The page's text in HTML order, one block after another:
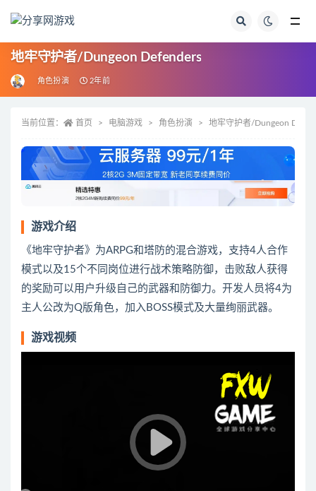
地牢守护者/Dungeon Defenders
角色扮演 2年前
当前位置： 首页 电脑游戏 角色扮演 地牢守护者/Dungeon
游戏介绍
《地牢守护者》为ARPG和塔防的混合游戏，支持4人合作
模式以及15个不同岗位进行战术策略防御，击败敌人获得
的奖励可以用户升级自己的武器和防御力。开发人员将4为
主人公改为Q版角色，加入BOSS模式及大量绚丽武器。
游戏视频